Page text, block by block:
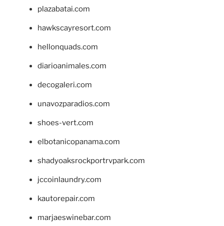
plazabatai.com
hawkscayresort.com
hellonquads.com
diarioanimales.com
decogaleri.com
unavozparadios.com
shoes-vert.com
elbotanicopanama.com
shadyoaksrockportrvpark.com
jccoinlaundry.com
kautorepair.com
marjaeswinebar.com